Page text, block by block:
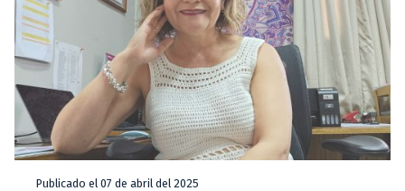
Publicado el 07 de abril del 2025